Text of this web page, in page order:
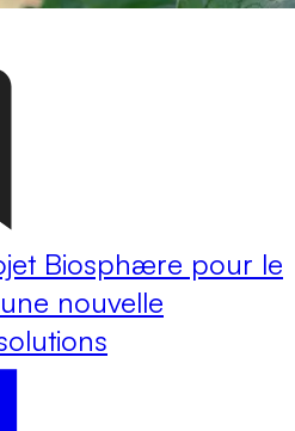
Biosphære pour le
nouvelle